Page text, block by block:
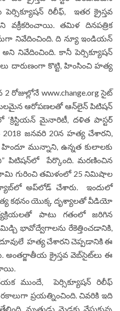
పెర్సిక్యూషన్ రిలీఫ్, ఇతర క్రైస్తవ
వక్రీకరించాయి. తమిళ దినపత్రిక
నివేదించింది. ది న్యూ ఇండియన్
నివేదించింది. కానీ పెర్సిక్యూషన్
దారుణంగా కొట్టి, హింసించి హ‌త్య
రోజుల్లోనే www.change.orgసైట్‌
బలమైన ఆరోపణలతో ఆన్‌లైన్ పిటిషన్
మైనారిటీ, దళిత పాస్టర్
జ‌న‌వ‌రి 20న హత్య చేశార‌ని,
హిందూ మున్నాని, ఉన్న‌త కులాల‌కు
పిటిష‌న్‌లో పేర్కొంది. మరణించిన
గురించి తమిళంలో 25 నిమిషాల
అప్‌లోడ్ చేశారు. ఇందులో
కథనం యొక్క దృశ్యాలతో వీడియో
పాటు గ‌తంలో జ‌రిగిన
భావోద్వేగాలను రేకెత్తించడానికి,
హత్య చేశారని చెప్ప‌డానికి ఈ
అంతర్జాతీయ క్రైస్తవ వెబ్‌సైట్‌లు ఈ
ముందే, పెర్సిక్యూషన్ రిలీఫ్
ర‌కాలుగా ప్ర‌య‌త్నించింది. చివ‌రికి ఇది
మృతుడు మెడ‌కు వేసుకున్న